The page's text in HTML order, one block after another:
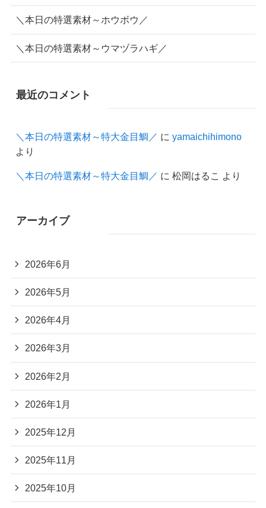
＼本日の特選素材～ホウボウ／
＼本日の特選素材～ウマヅラハギ／
最近のコメント
＼本日の特選素材～特大金目鯛／ に yamaichihimono
より
＼本日の特選素材～特大金目鯛／ に 松岡はるこ より
アーカイブ
2026年6月
2026年5月
2026年4月
2026年3月
2026年2月
2026年1月
2025年12月
2025年11月
2025年10月